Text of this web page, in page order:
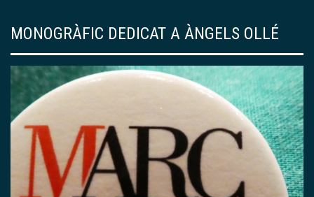
MONOGRÀFIC DEDICAT A ÀNGELS OLLÉ